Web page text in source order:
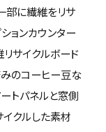
部に繊維をリサ
ョンカウンター
サイクルボード
みのコーヒー豆な
トパネルと窓側
イクルした素材